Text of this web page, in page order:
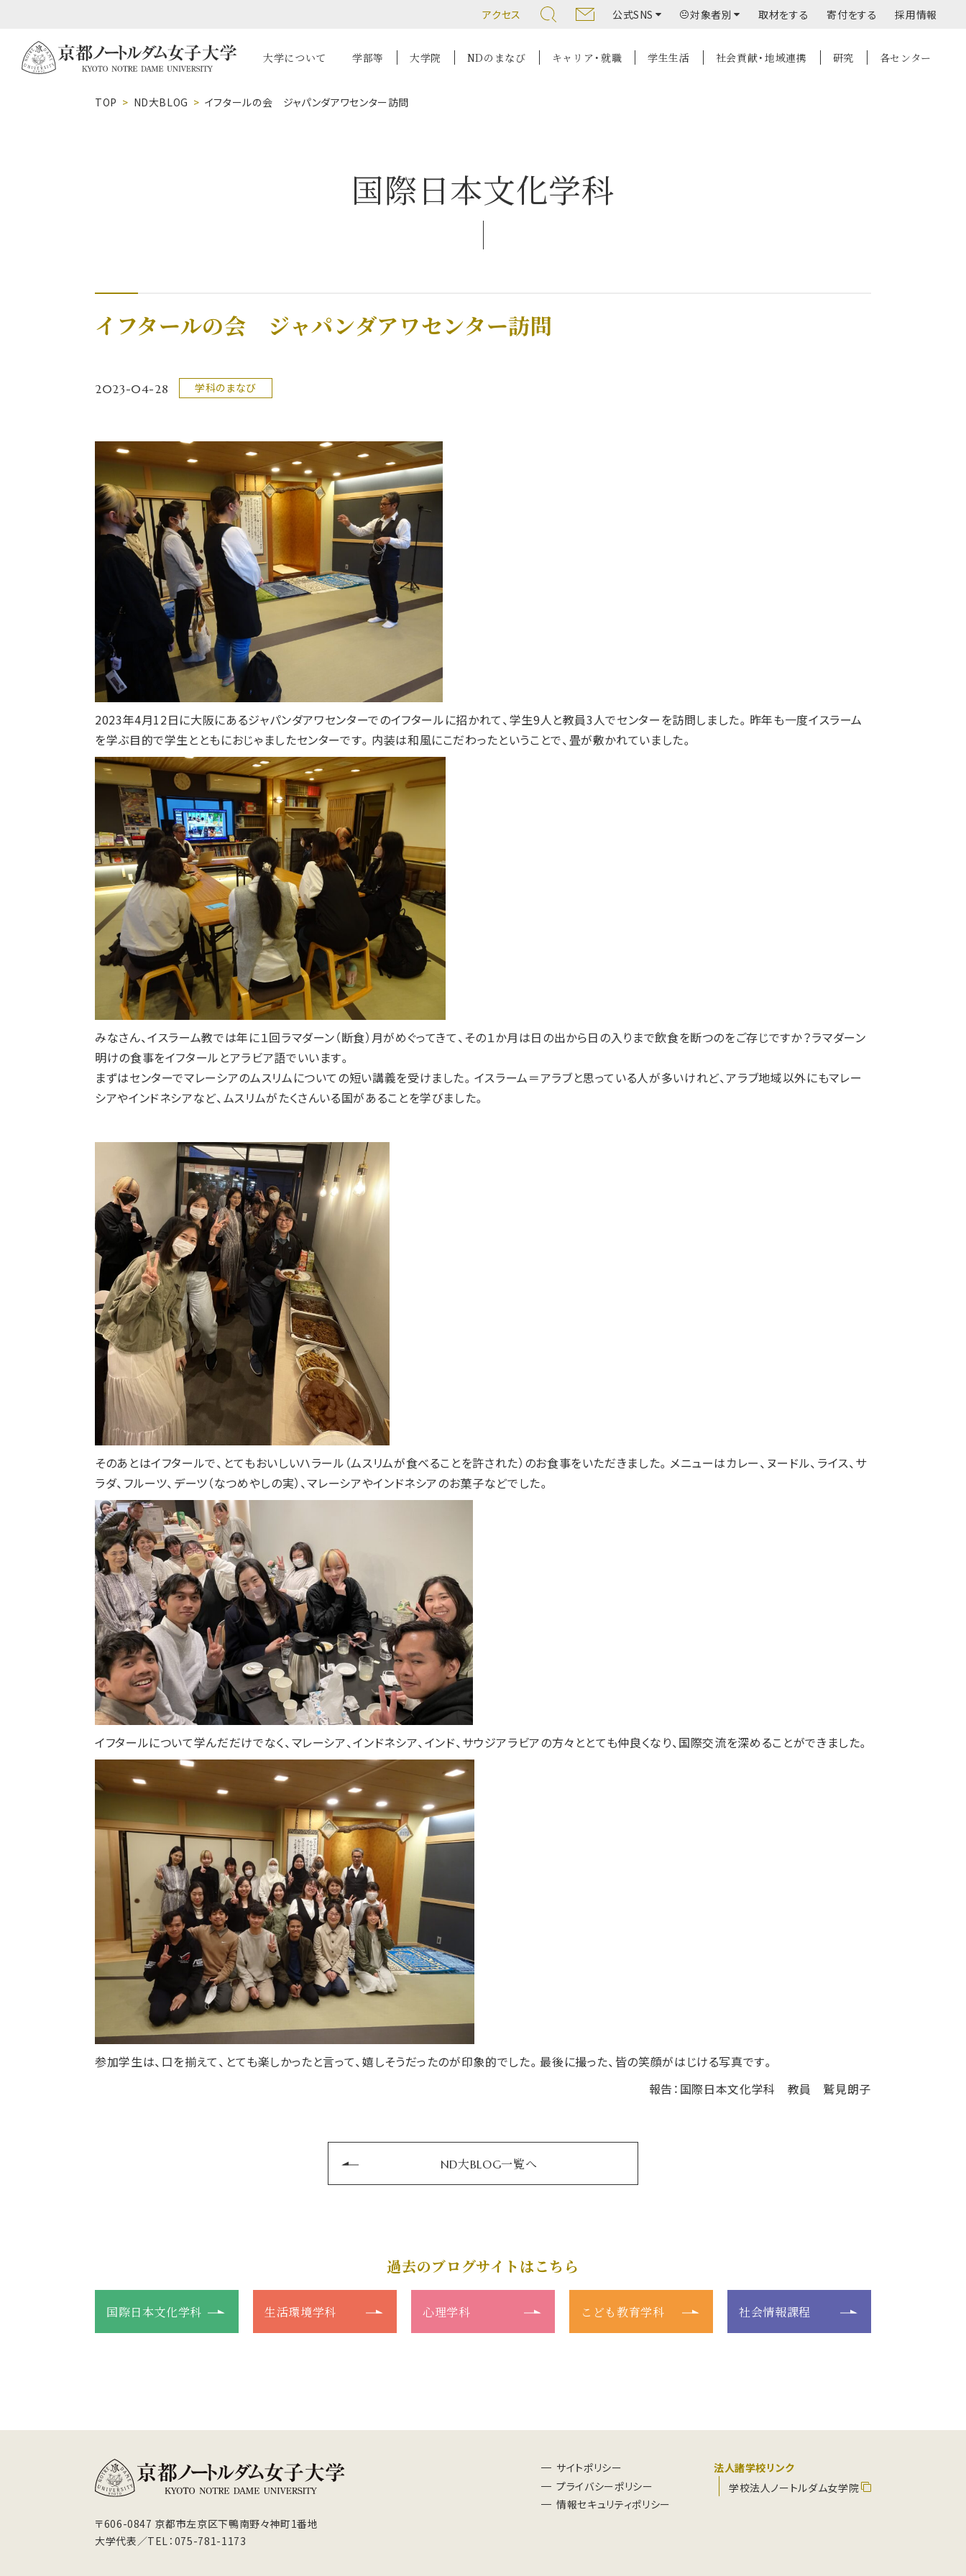
アクセス 公式SNS 対象者別 取材をする 寄付をする 採用情報
大学について 学部等 大学院 NDのまなび キャリア・就職 学生生活 社会貢献・地域連携 研究 各センター
TOP ND大BLOG イフタールの会 ジャパンダアワセンター訪問
国際日本文化学科
イフタールの会 ジャパンダアワセンター訪問
2023-04-28 学科のまなび
2023年4月12日に大阪にあるジャパンダアワセンターでのイフタールに招かれて、学生9人と教員3人でセンターを訪問しました。昨年も一度イスラーム
を学ぶ目的で学生とともにおじゃましたセンターです。内装は和風にこだわったということで、畳が敷かれていました。
みなさん、イスラーム教では年に１回ラマダーン（断食）月がめぐってきて、その１か月は日の出から日の入りまで飲食を断つのをご存じですか？ラマダーン
明けの食事をイフタールとアラビア語でいいます。
まずはセンターでマレーシアのムスリムについての短い講義を受けました。イスラーム＝アラブと思っている人が多いけれど、アラブ地域以外にもマレー
シアやインドネシアなど、ムスリムがたくさんいる国があることを学びました。
そのあとはイフタールで、とてもおいしいハラール（ムスリムが食べることを許された）のお食事をいただきました。メニューはカレー、ヌードル、ライス、サ
ラダ、フルーツ、デーツ（なつめやしの実）、マレーシアやインドネシアのお菓子などでした。
イフタールについて学んだだけでなく、マレーシア、インドネシア、インド、サウジアラビアの方々ととても仲良くなり、国際交流を深めることができました。
参加学生は、口を揃えて、とても楽しかったと言って、嬉しそうだったのが印象的でした。最後に撮った、皆の笑顔がはじける写真です。
報告：国際日本文化学科 教員 鷲見朗子
ND大BLOG一覧へ
過去のブログサイトはこちら
国際日本文化学科 生活環境学科 心理学科 こども教育学科 社会情報課程
〒606-0847 京都市左京区下鴨南野々神町1番地
大学代表／TEL：075-781-1173
サイトポリシー
プライバシーポリシー
情報セキュリティポリシー
法人諸学校リンク
学校法人ノートルダム女学院